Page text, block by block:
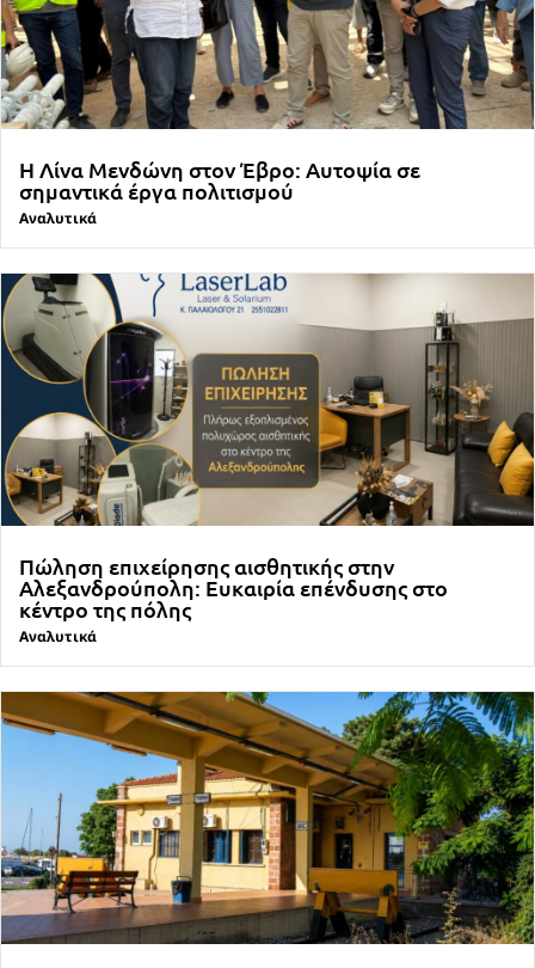
Η Λίνα Μενδώνη στον Έβρο: Αυτοψία σε
σημαντικά έργα πολιτισμού
Αναλυτικά
Πώληση επιχείρησης αισθητικής στην
Αλεξανδρούπολη: Ευκαιρία επένδυσης στο
κέντρο της πόλης
Αναλυτικά